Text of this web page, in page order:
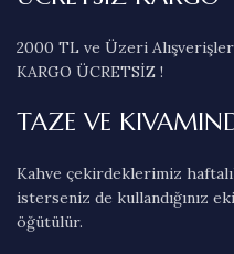
2000 TL ve Üzeri
KARGO ÜCRETSİZ !
TAZE VE
Kahve çekirdeklerimiz
isterseniz de kullandığınız
öğütülür.